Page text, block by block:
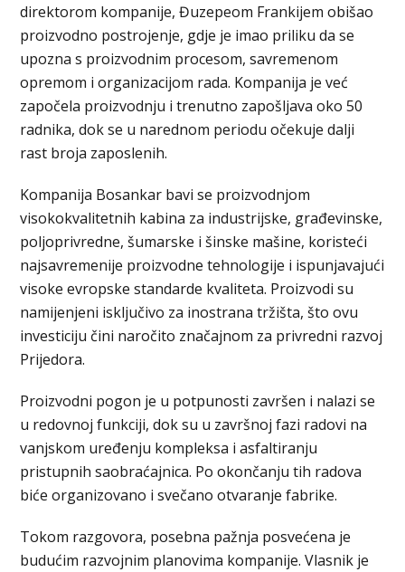
direktorom kompanije, Đuzepeom Frankijem obišao
proizvodno postrojenje, gdje je imao priliku da se
upozna s proizvodnim procesom, savremenom
opremom i organizacijom rada. Kompanija je već
započela proizvodnju i trenutno zapošljava oko 50
radnika, dok se u narednom periodu očekuje dalji
rast broja zaposlenih.
Kompanija Bosankar bavi se proizvodnjom
visokokvalitetnih kabina za industrijske, građevinske,
poljoprivredne, šumarske i šinske mašine, koristeći
najsavremenije proizvodne tehnologije i ispunjavajući
visoke evropske standarde kvaliteta. Proizvodi su
namijenjeni isključivo za inostrana tržišta, što ovu
investiciju čini naročito značajnom za privredni razvoj
Prijedora.
Proizvodni pogon je u potpunosti završen i nalazi se
u redovnoj funkciji, dok su u završnoj fazi radovi na
vanjskom uređenju kompleksa i asfaltiranju
pristupnih saobraćajnica. Po okončanju tih radova
biće organizovano i svečano otvaranje fabrike.
Tokom razgovora, posebna pažnja posvećena je
budućim razvojnim planovima kompanije. Vlasnik je